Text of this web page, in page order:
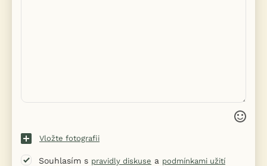
Vložte fotografii
Souhlasím s pravidly diskuse a podmínkami užití